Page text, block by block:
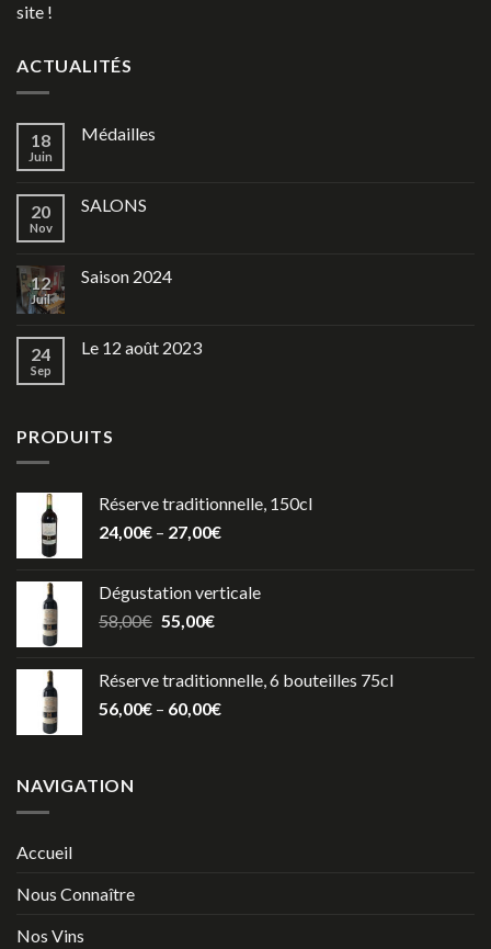
site !
ACTUALITÉS
18
Juin
Médailles
20
Nov
SALONS
12
Juil
Saison 2024
24
Sep
Le 12 août 2023
PRODUITS
Réserve traditionnelle, 150cl
24,00€ – 27,00€
Dégustation verticale
58,00€ 55,00€
Réserve traditionnelle, 6 bouteilles 75cl
56,00€ – 60,00€
NAVIGATION
Accueil
Nous Connaître
Nos Vins